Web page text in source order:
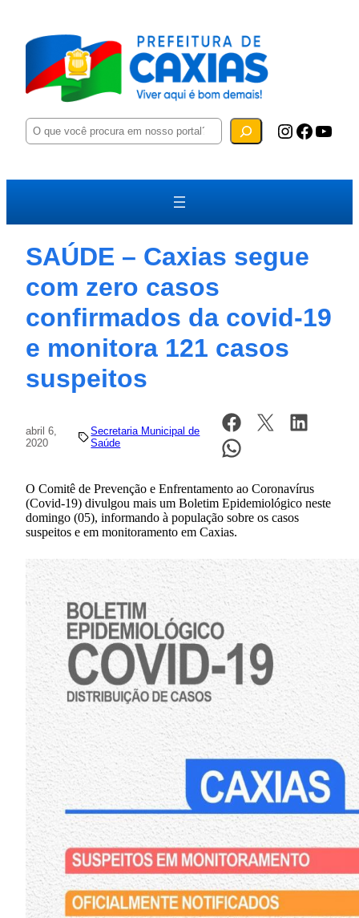
P
e
u
a
Instagram Facebook YouTube
SAÚDE – Caxias segue
com zero casos
confirmados da covid-19
e monitora 121 casos
suspeitos
abril 6,
2020
Secretaria Municipal de
Saúde
O Comitê de Prevenção e Enfrentamento ao Coronavírus
(Covid-19) divulgou mais um Boletim Epidemiológico neste
domingo (05), informando à população sobre os casos
suspeitos e em monitoramento em Caxias.